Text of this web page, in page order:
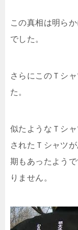
この真相は明ら
でした。
さらにこのＴシ
た。
似たようなＴシャ
されたＴシャツ
期もあったよう
りません。